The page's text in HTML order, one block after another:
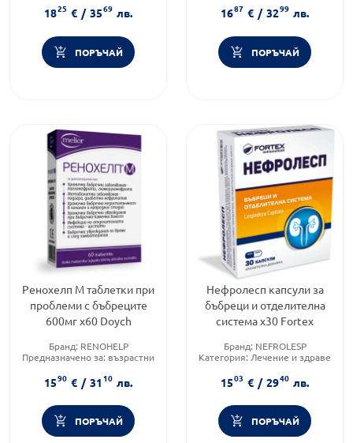
1825 € / 3569 лв.
ПОРЪЧАЙ
1687 € / 3299 лв.
ПОРЪЧАЙ
Ренохелп М таблетки при
проблеми с бъбреците
600мг х60 Doych
Бранд: RENOHELP
Предназначено за: възрастни
1590 € / 3110 лв.
ПОРЪЧАЙ
Нефролесп капсули за
бъбреци и отделителна
система х30 Fortex
Бранд: NEFROLESP
Категория: Лечение и здраве
1503 € / 2940 лв.
ПОРЪЧАЙ